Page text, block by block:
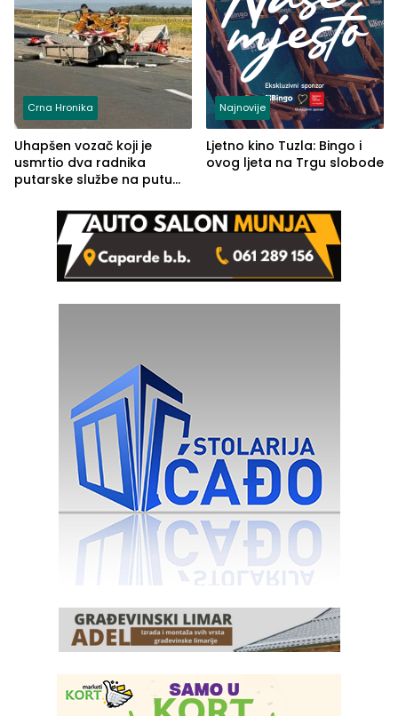
Crna Hronika
Uhapšen vozač koji je
usmrtio dva radnika
putarske službe na putu
(FOTO)
Najnovije
Ljetno kino Tuzla: Bingo i
ovog ljeta na Trgu slobode